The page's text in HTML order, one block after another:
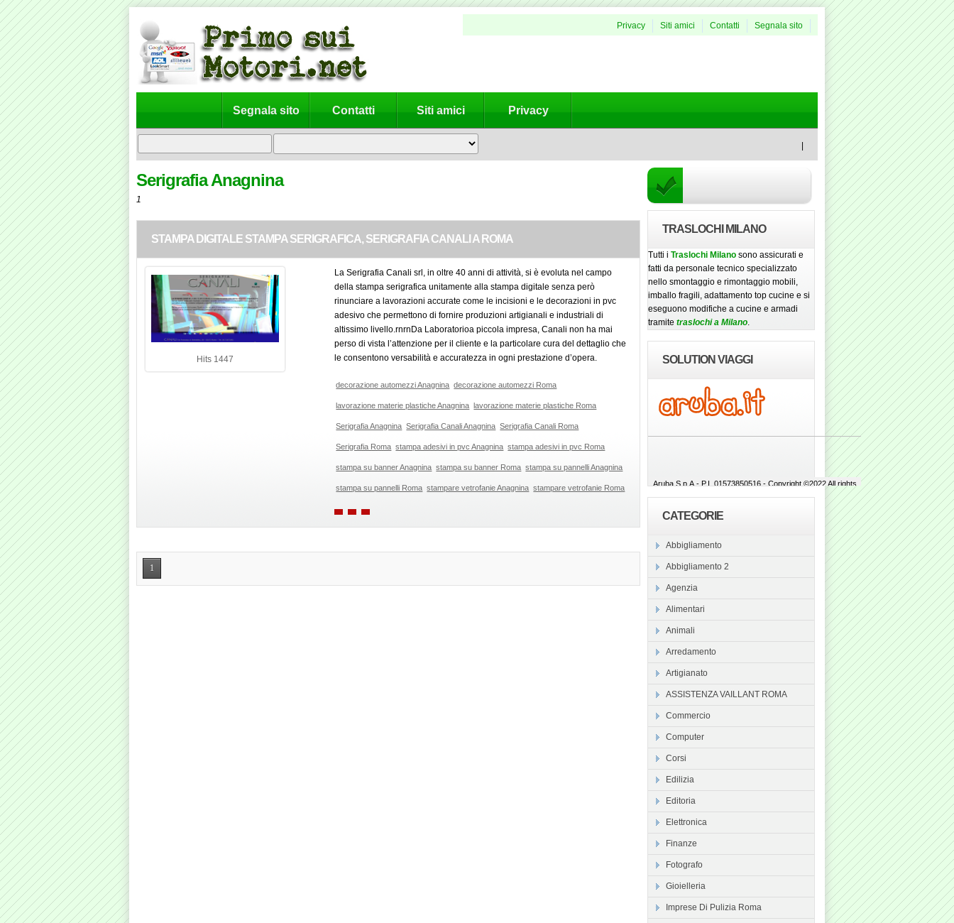
Segnala sito
Contatti
Siti amici
Privacy
Segnala sito Contatti Siti amici Privacy
Serigrafia Anagnina
1
STAMPA DIGITALE STAMPA SERIGRAFICA, SERIGRAFIA CANALI A ROMA
Hits 1447
La Serigrafia Canali srl, in oltre 40 anni di attività, si è evoluta nel campo
della stampa serigrafica unitamente alla stampa digitale senza però
rinunciare a lavorazioni accurate come le incisioni e le decorazioni in pvc
adesivo che permettono di fornire produzioni artigianali e industriali di
altissimo livello.rnrnDa Laboratorioa piccola impresa, Canali non ha mai
perso di vista l’attenzione per il cliente e la particolare cura del dettaglio che
le consentono versabilità e accuratezza in ogni prestazione d’opera.
decorazione automezzi Anagnina decorazione automezzi Roma
lavorazione materie plastiche Anagnina lavorazione materie plastiche Roma
Serigrafia Anagnina Serigrafia Canali Anagnina Serigrafia Canali Roma
Serigrafia Roma stampa adesivi in pvc Anagnina stampa adesivi in pvc Roma
stampa su banner Anagnina stampa su banner Roma stampa su pannelli Anagnina
stampa su pannelli Roma stampare vetrofanie Anagnina stampare vetrofanie Roma
1
TRASLOCHI MILANO
Tutti iTraslochi Milano sono assicurati e
fatti da personale tecnico specializzato
nello smontaggio e rimontaggio mobili,
imballo fragili, adattamento top cucine e si
eseguono modifiche a cucine e armadi
tramitetraslochi a Milano.
SOLUTION VIAGGI
CATEGORIE
Abbigliamento
Abbigliamento 2
Agenzia
Alimentari
Animali
Arredamento
Artigianato
ASSISTENZA VAILLANT ROMA
Commercio
Computer
Corsi
Edilizia
Editoria
Elettronica
Finanze
Fotografo
Gioielleria
Imprese Di Pulizia Roma